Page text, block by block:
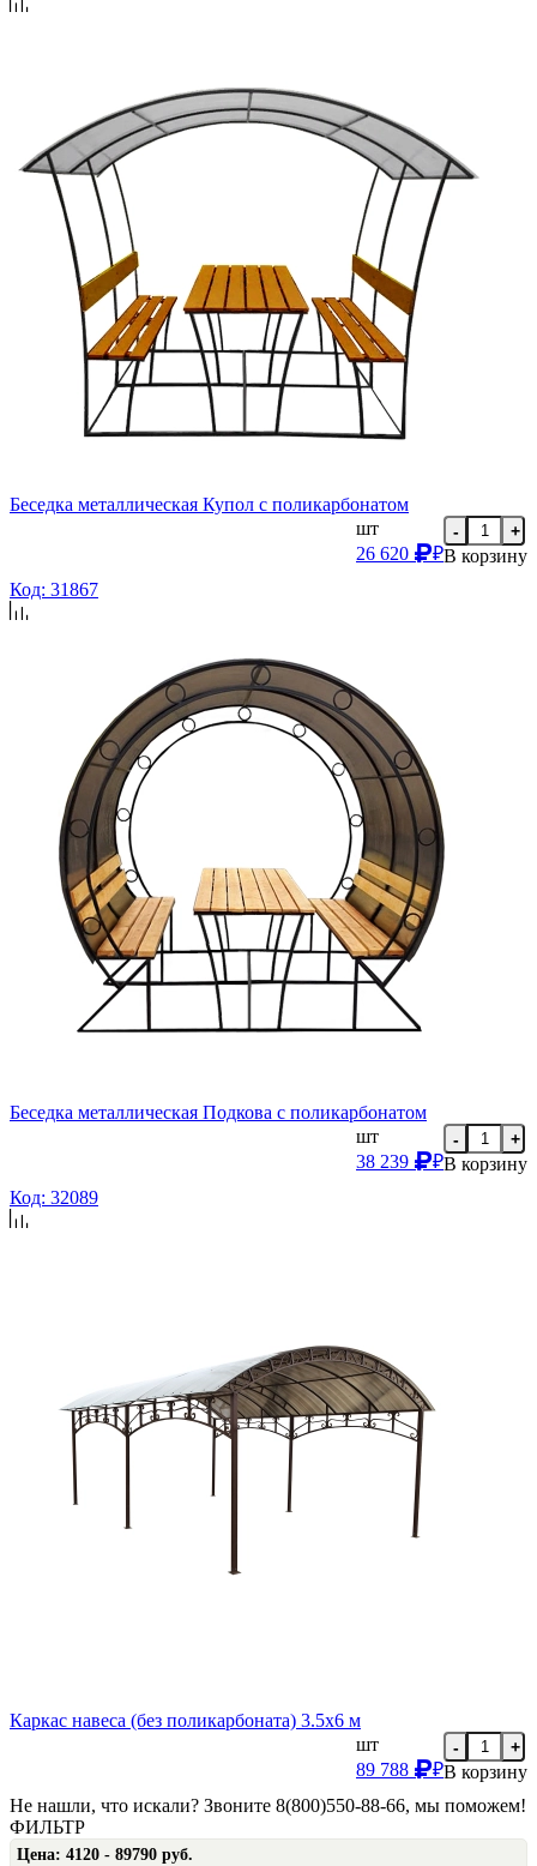
Беседка металлическая Купол с поликарбонатом
шт
26 620
₽
- +
В корзину
Код: 31867
Беседка металлическая Подкова с поликарбонатом
шт
38 239
₽
- +
В корзину
Код: 32089
Каркас навеса (без поликарбоната) 3.5х6 м
шт
89 788
₽
- +
В корзину
Не нашли, что искали? Звоните 8(800)550-88-66, мы поможем!
ФИЛЬТР
Цена: 4120 - 89790 руб.